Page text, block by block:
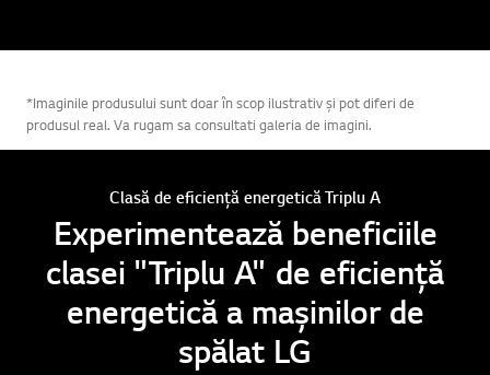
*Imaginile produsului sunt doar în scop ilustrativ și pot diferi de
produsul real. Va rugam sa consultati galeria de imagini.
Clasă de eficiență energetică Triplu A
Experimentează beneficiile
clasei "Triplu A" de eficiență
energetică a mașinilor de
spălat LG